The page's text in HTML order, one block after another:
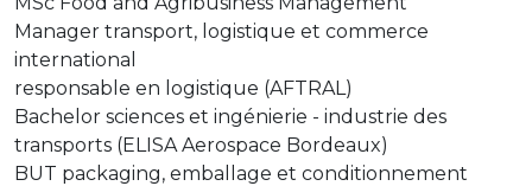
Manager transport, logistique et commerce
international
responsable en logistique (AFTRAL)
Bachelor sciences et ingénierie - industrie des
transports (ELISA Aerospace Bordeaux)
BUT packaging, emballage et conditionnement